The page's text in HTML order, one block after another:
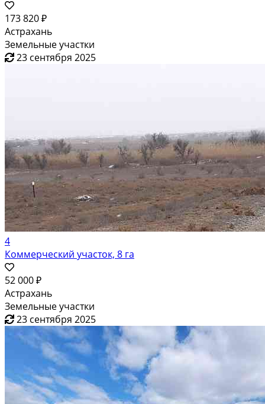
173 820 ₽
Астрахань
Земельные участки
23 сентября 2025
4
Коммерческий участок, 8 га
52 000 ₽
Астрахань
Земельные участки
23 сентября 2025